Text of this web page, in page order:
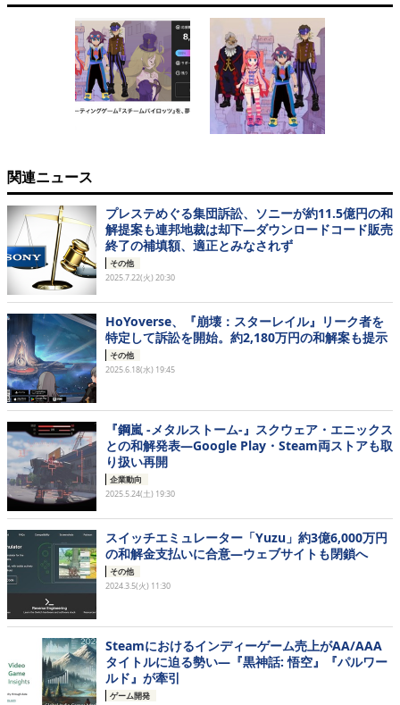
関連ニュース
プレステめぐる集団訴訟、ソニーが約11.5億円の和
解提案も連邦地裁は却下―ダウンロードコード販売
終了の補填額、適正とみなされず
その他
2025.7.22(火) 20:30
HoYoverse、『崩壊：スターレイル』リーク者を
特定して訴訟を開始。約2,180万円の和解案も提示
その他
2025.6.18(水) 19:45
『鋼嵐 -メタルストーム-』スクウェア・エニックス
との和解発表―Google Play・Steam両ストアも取
り扱い再開
企業動向
2025.5.24(土) 19:30
スイッチエミュレーター「Yuzu」約3億6,000万円
の和解金支払いに合意―ウェブサイトも閉鎖へ
その他
2024.3.5(火) 11:30
Steamにおけるインディーゲーム売上がAA/AAA
タイトルに迫る勢い―『黒神話: 悟空』『パルワー
ルド』が牽引
ゲーム開発